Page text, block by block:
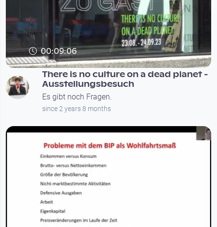
00:09:06
There is no culture on a dead planet -
Ausstellungsbesuch
Es gibt noch Fragen.
since 2 years 8 months